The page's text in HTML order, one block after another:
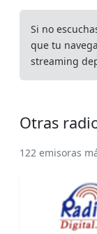
Si no
que tu
streaming
Otras
122 emisoras